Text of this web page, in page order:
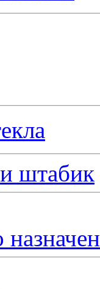
штабик